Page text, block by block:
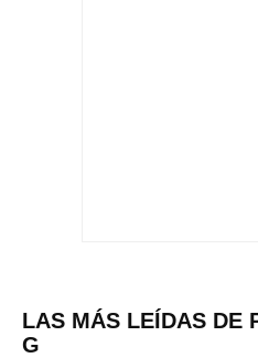
LAS MÁS LEÍDAS DE
G